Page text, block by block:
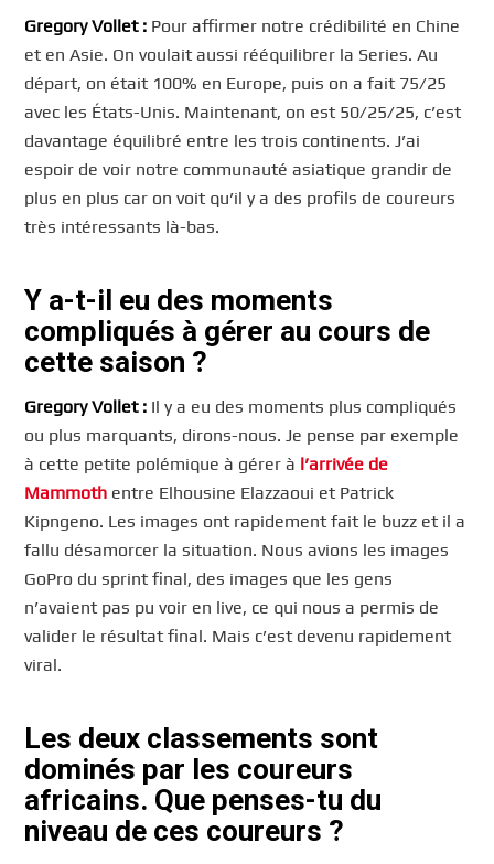
GregoryVollet : Pour affirmer notre crédibilité en Chine
et en Asie. On voulait aussi rééquilibrer la Series. Au
départ, on était 100% en Europe, puis on a fait 75/25
avec les États-Unis. Maintenant, on est 50/25/25, c’est
davantage équilibré entre les trois continents. J’ai
espoir de voir notre communauté asiatique grandir de
plus en plus car on voit qu’il y a des profils de coureurs
très intéressants là-bas.
Y a-t-il eu des moments
compliqués à gérer au cours de
cette saison ?
GregoryVollet : Il y a eu des moments plus compliqués
ou plus marquants, dirons-nous. Je pense par exemple
à cette petite polémique à gérer à l’arrivée de
Mammoth entre Elhousine Elazzaoui et Patrick
Kipngeno. Les images ont rapidement fait le buzz et il a
fallu désamorcer la situation. Nous avions les images
GoPro du sprint final, des images que les gens
n’avaient pas pu voir en live, ce qui nous a permis de
valider le résultat final. Mais c’est devenu rapidement
viral.
Les deux classements sont
dominés par les coureurs
africains. Que penses-tu du
niveau de ces coureurs ?